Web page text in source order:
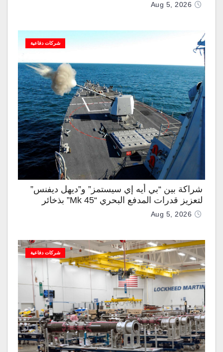
Aug 5, 2026
شركات دفاعية
شراكة بين “بي أيه إي سيستمز” و”ديهل ديفنس”
لتعزيز قدرات المدفع البحري “Mk 45” بذخائر
موجهة وصواريخ “IRIS-T”
Aug 5, 2026
شركات دفاعية